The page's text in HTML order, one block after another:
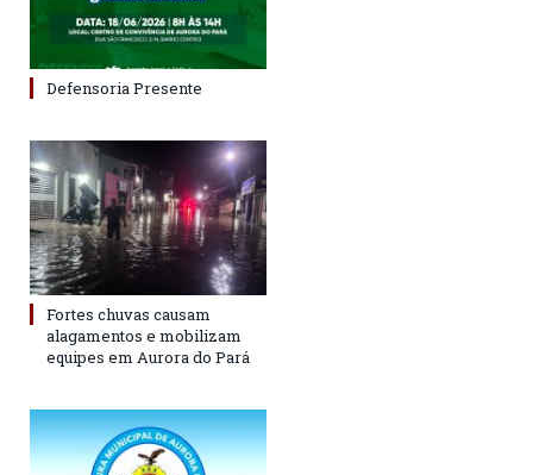
Defensoria Presente
Fortes chuvas causam
alagamentos e mobilizam
equipes em Aurora do Pará